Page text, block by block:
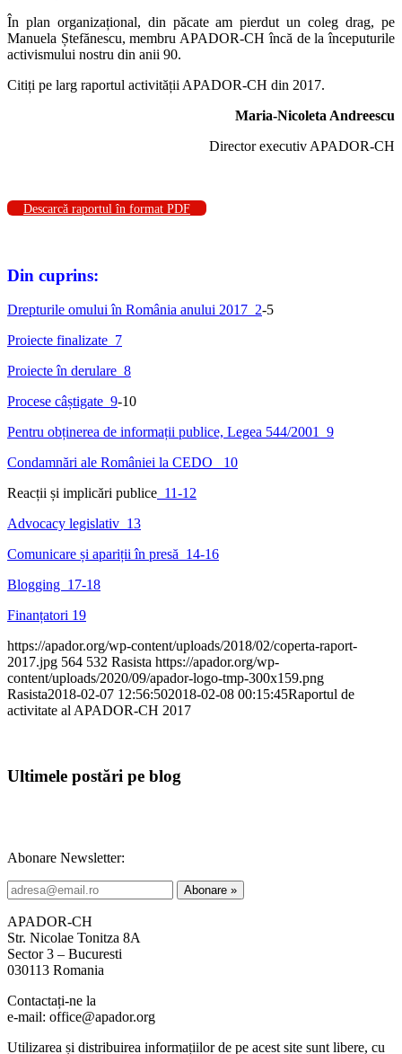
În plan organizațional, din păcate am pierdut un coleg drag, pe
Manuela Ștefănescu, membru APADOR-CH încă de la începuturile
activismului nostru din anii 90.
Citiți pe larg raportul activității APADOR-CH din 2017.
Maria-Nicoleta Andreescu
Director executiv APADOR-CH
Descarcă raportul în format PDF
Din cuprins:
Drepturile omului în România anului 2017 2-5
Proiecte finalizate 7
Proiecte în derulare 8
Procese câștigate 9-10
Pentru obținerea de informații publice, Legea 544/2001 9
Condamnări ale României la CEDO 10
Reacții și implicări publice 11-12
Advocacy legislativ 13
Comunicare și apariții în presă 14-16
Blogging 17-18
Finanțatori 19
https://apador.org/wp-content/uploads/2018/02/coperta-raport-
2017.jpg 564 532 Rasista https://apador.org/wp-
content/uploads/2020/09/apador-logo-tmp-300x159.png
Rasista2018-02-07 12:56:502018-02-08 00:15:45Raportul de
activitate al APADOR-CH 2017
Ultimele postări pe blog
Abonare Newsletter:
APADOR-CH
Str. Nicolae Tonitza 8A
Sector 3 – Bucuresti
030113 Romania
Contactați-ne la
e-mail: office@apador.org
Utilizarea și distribuirea informațiilor de pe acest site sunt libere, cu